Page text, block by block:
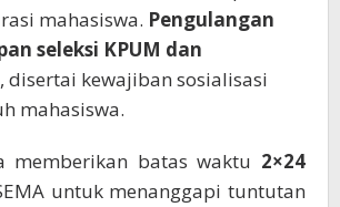
mahasiswa. Pengulangan
seleksi KPUM dan
, disertai kewajiban sosialisasi
mahasiswa.
memberikan batas waktu 2×24
untuk menanggapi tuntutan